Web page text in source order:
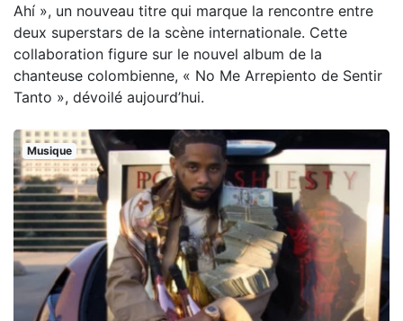
Ahí », un nouveau titre qui marque la rencontre entre
deux superstars de la scène internationale. Cette
collaboration figure sur le nouvel album de la
chanteuse colombienne, « No Me Arrepiento de Sentir
Tanto », dévoilé aujourd’hui.
Musique